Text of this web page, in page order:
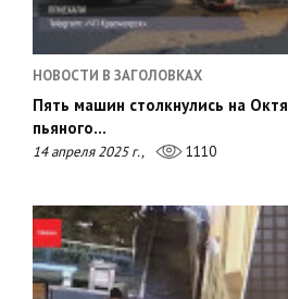
НОВОСТИ В ЗАГОЛОВКАХ
Пять машин столкнулись на
пьяного…
14 апреля 2025 г., 1110